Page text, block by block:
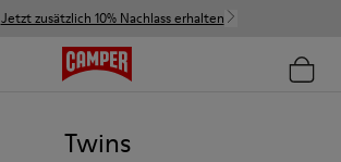
Jetzt zusätzlich 10% Nachlass erhalten
Twins